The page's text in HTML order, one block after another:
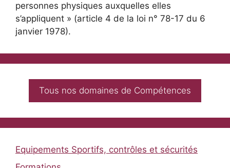
personnes physiques auxquelles elles
s’appliquent » (article 4 de la loi n° 78-17 du 6
janvier 1978).
Tous nos domaines de Compétences
Equipements Sportifs, contrôles et sécurités